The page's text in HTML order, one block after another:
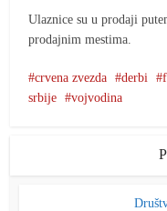
Ulaznice su u prodaji
prodajnim mestima.
crvena zvezda derbi
srbije
vojvodina